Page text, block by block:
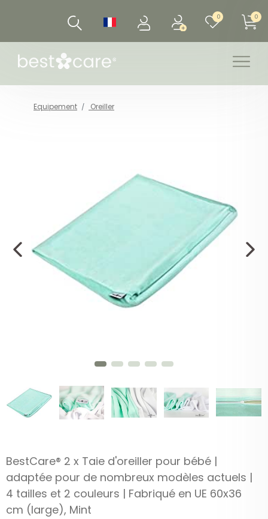
0 0
Equipement Oreiller
BestCare® 2 x Taie d'oreiller pour bébé |
adaptée pour de nombreux modèles actuels |
4 tailles et 2 couleurs | Fabriqué en UE 60x36
cm (large), Mint